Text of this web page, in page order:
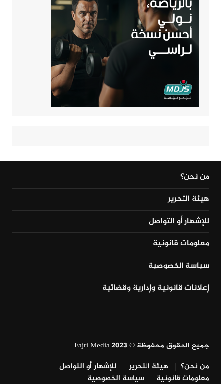
من نحن؟
هيئة التحرير
للإشهار أو التواصل
معلومات قانونية
سياسة الخصوصية
إعلانات قانونية وإدارية وقضائية
جميع الحقوق محفوظة © Fajri Media 2023
من نحن؟
هيئة التحرير
للإشهار أو التواصل
معلومات قانونية
سياسة الخصوصية